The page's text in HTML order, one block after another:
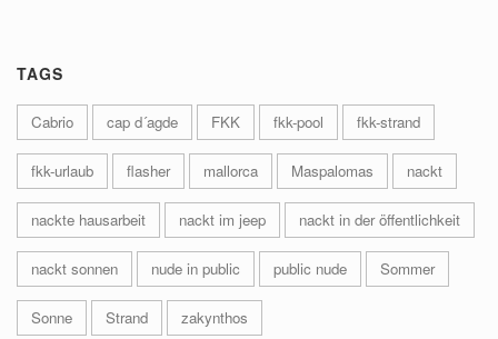
TAGS
Cabrio cap d´agde FKK fkk-pool fkk-strand
fkk-urlaub flasher mallorca Maspalomas nackt
nackte hausarbeit nackt im jeep nackt in der öffentlichkeit
nackt sonnen nude in public public nude Sommer
Sonne Strand zakynthos